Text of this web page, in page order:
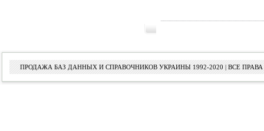
ПРОДАЖА БАЗ ДАННЫХ И СПРАВОЧНИКОВ УКРАИНЫ 1992-2020 | ВСЕ